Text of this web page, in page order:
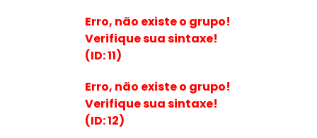
Erro, não existe o grupo!
Verifique sua sintaxe!
(ID: 11)
Erro, não existe o grupo!
Verifique sua sintaxe!
(ID: 12)